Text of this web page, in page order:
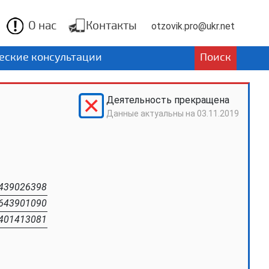
О нас Контакты otzovik.pro@ukr.net
консультации Поиск
Деятельность прекращена
Данные актуальны на 03.11.2019